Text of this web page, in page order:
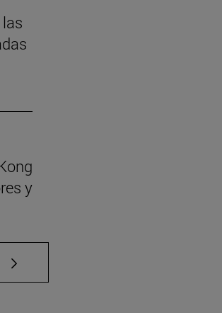
y
TAB para desplazarse.